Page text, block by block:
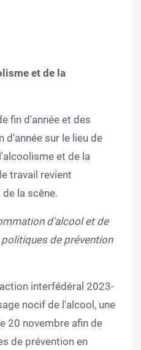
et de la
fin d'année et des
d'année sur le lieu de
et de la
travail revient
la scène.
d'alcool et de
de prévention
interfédéral 2023-
nocif de l'alcool, une
20 novembre afin de
de prévention en